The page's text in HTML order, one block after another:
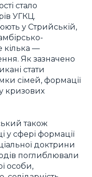
стало
УГКЦ.
у Стрийській,
кілька —
Як зазначено
стати
сімей, формації
кризових
також
у сфері формації
доктрини
поглиблювали
особи,